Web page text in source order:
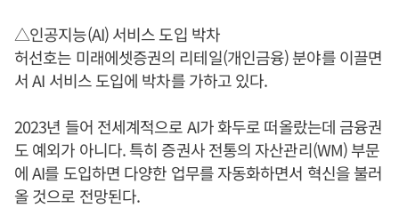
△인공지능(AI) 서비스 도입 박차
허선호는 미래에셋증권의 리테일(개인금융) 분야를 이끌면
서 AI 서비스 도입에 박차를 가하고 있다.
2023년 들어 전세계적으로 AI가 화두로 떠올랐는데 금융권
도 예외가 아니다. 특히 증권사 전통의 자산관리(WM) 부문
에 AI를 도입하면 다양한 업무를 자동화하면서 혁신을 불러
올 것으로 전망된다.